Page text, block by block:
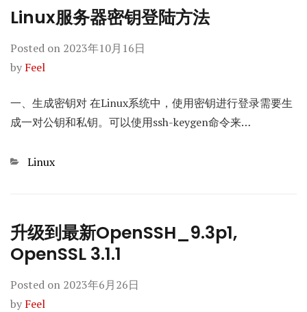
Linux服务器密钥登陆方法
Posted on 2023年10月16日
by Feel
一、生成密钥对 在Linux系统中，使用密钥进行登录需要生
成一对公钥和私钥。可以使用ssh-keygen命令来…
Categories
Linux
升级到最新OpenSSH_9.3p1,
OpenSSL 3.1.1
Posted on 2023年6月26日
by Feel